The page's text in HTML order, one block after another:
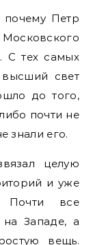
Петр
С тех самых
свет
до того,
почти не
знали его.
целую
и уже
Почти все
Западе, а
вещь.